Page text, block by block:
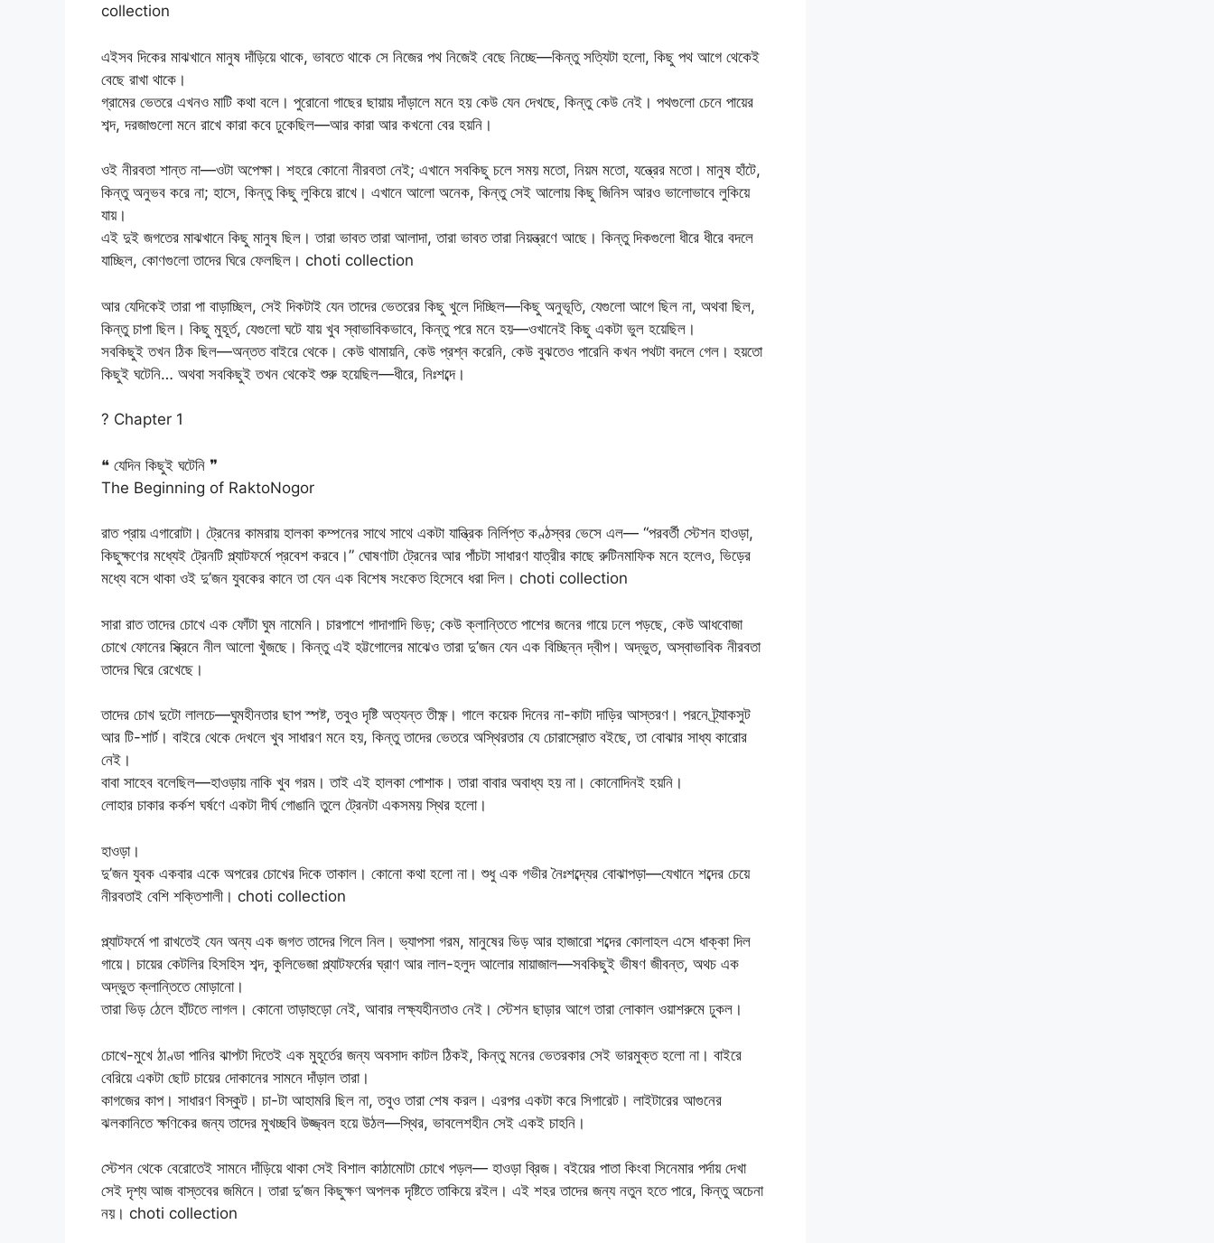
collection
এইসব দিকের মাঝখানে মানুষ দাঁড়িয়ে থাকে, ভাবতে থাকে সে নিজের পথ নিজেই বেছে নিচ্ছে—কিন্তু সত্যিটা হলো, কিছু পথ আগে থেকেই
বেছে রাখা থাকে।
গ্রামের ভেতরে এখনও মাটি কথা বলে। পুরোনো গাছের ছায়ায় দাঁড়ালে মনে হয় কেউ যেন দেখছে, কিন্তু কেউ নেই। পথগুলো চেনে পায়ের
শব্দ, দরজাগুলো মনে রাখে কারা কবে ঢুকেছিল—আর কারা আর কখনো বের হয়নি।
ওই নীরবতা শান্ত না—ওটা অপেক্ষা। শহরে কোনো নীরবতা নেই; এখানে সবকিছু চলে সময় মতো, নিয়ম মতো, যন্ত্রের মতো। মানুষ হাঁটে,
কিন্তু অনুভব করে না; হাসে, কিন্তু কিছু লুকিয়ে রাখে। এখানে আলো অনেক, কিন্তু সেই আলোয় কিছু জিনিস আরও ভালোভাবে লুকিয়ে
যায়।
এই দুই জগতের মাঝখানে কিছু মানুষ ছিল। তারা ভাবত তারা আলাদা, তারা ভাবত তারা নিয়ন্ত্রণে আছে। কিন্তু দিকগুলো ধীরে ধীরে বদলে
যাচ্ছিল, কোণগুলো তাদের ঘিরে ফেলছিল। choti collection
আর যেদিকেই তারা পা বাড়াচ্ছিল, সেই দিকটাই যেন তাদের ভেতরের কিছু খুলে দিচ্ছিল—কিছু অনুভূতি, যেগুলো আগে ছিল না, অথবা ছিল,
কিন্তু চাপা ছিল। কিছু মুহূর্ত, যেগুলো ঘটে যায় খুব স্বাভাবিকভাবে, কিন্তু পরে মনে হয়—ওখানেই কিছু একটা ভুল হয়েছিল।
সবকিছুই তখন ঠিক ছিল—অন্তত বাইরে থেকে। কেউ থামায়নি, কেউ প্রশ্ন করেনি, কেউ বুঝতেও পারেনি কখন পথটা বদলে গেল। হয়তো
কিছুই ঘটেনি… অথবা সবকিছুই তখন থেকেই শুরু হয়েছিল—ধীরে, নিঃশব্দে।
? Chapter 1
❝ যেদিন কিছুই ঘটেনি ❞
The Beginning of RaktoNogor
রাত প্রায় এগারোটা। ট্রেনের কামরায় হালকা কম্পনের সাথে সাথে একটা যান্ত্রিক নির্লিপ্ত কণ্ঠস্বর ভেসে এল— “পরবর্তী স্টেশন হাওড়া,
কিছুক্ষণের মধ্যেই ট্রেনটি প্ল্যাটফর্মে প্রবেশ করবে।” ঘোষণাটা ট্রেনের আর পাঁচটা সাধারণ যাত্রীর কাছে রুটিনমাফিক মনে হলেও, ভিড়ের
মধ্যে বসে থাকা ওই দু’জন যুবকের কানে তা যেন এক বিশেষ সংকেত হিসেবে ধরা দিল। choti collection
সারা রাত তাদের চোখে এক ফোঁটা ঘুম নামেনি। চারপাশে গাদাগাদি ভিড়; কেউ ক্লান্তিতে পাশের জনের গায়ে ঢলে পড়ছে, কেউ আধবোজা
চোখে ফোনের স্ক্রিনে নীল আলো খুঁজছে। কিন্তু এই হট্টগোলের মাঝেও তারা দু’জন যেন এক বিচ্ছিন্ন দ্বীপ। অদ্ভুত, অস্বাভাবিক নীরবতা
তাদের ঘিরে রেখেছে।
তাদের চোখ দুটো লালচে—ঘুমহীনতার ছাপ স্পষ্ট, তবুও দৃষ্টি অত্যন্ত তীক্ষ্ণ। গালে কয়েক দিনের না-কাটা দাড়ির আস্তরণ। পরনে ট্র্যাকসুট
আর টি-শার্ট। বাইরে থেকে দেখলে খুব সাধারণ মনে হয়, কিন্তু তাদের ভেতরে অস্থিরতার যে চোরাস্রোত বইছে, তা বোঝার সাধ্য কারোর
নেই।
বাবা সাহেব বলেছিল—হাওড়ায় নাকি খুব গরম। তাই এই হালকা পোশাক। তারা বাবার অবাধ্য হয় না। কোনোদিনই হয়নি।
লোহার চাকার কর্কশ ঘর্ষণে একটা দীর্ঘ গোঙানি তুলে ট্রেনটা একসময় স্থির হলো।
হাওড়া।
দু’জন যুবক একবার একে অপরের চোখের দিকে তাকাল। কোনো কথা হলো না। শুধু এক গভীর নৈঃশব্দ্যের বোঝাপড়া—যেখানে শব্দের চেয়ে
নীরবতাই বেশি শক্তিশালী। choti collection
প্ল্যাটফর্মে পা রাখতেই যেন অন্য এক জগত তাদের গিলে নিল। ভ্যাপসা গরম, মানুষের ভিড় আর হাজারো শব্দের কোলাহল এসে ধাক্কা দিল
গায়ে। চায়ের কেটলির হিসহিস শব্দ, কুলিভেজা প্ল্যাটফর্মের ঘ্রাণ আর লাল-হলুদ আলোর মায়াজাল—সবকিছুই ভীষণ জীবন্ত, অথচ এক
অদ্ভুত ক্লান্তিতে মোড়ানো।
তারা ভিড় ঠেলে হাঁটতে লাগল। কোনো তাড়াহুড়ো নেই, আবার লক্ষ্যহীনতাও নেই। স্টেশন ছাড়ার আগে তারা লোকাল ওয়াশরুমে ঢুকল।
চোখে-মুখে ঠাণ্ডা পানির ঝাপটা দিতেই এক মুহূর্তের জন্য অবসাদ কাটল ঠিকই, কিন্তু মনের ভেতরকার সেই ভারমুক্ত হলো না। বাইরে
বেরিয়ে একটা ছোট চায়ের দোকানের সামনে দাঁড়াল তারা।
কাগজের কাপ। সাধারণ বিস্কুট। চা-টা আহামরি ছিল না, তবুও তারা শেষ করল। এরপর একটা করে সিগারেট। লাইটারের আগুনের
ঝলকানিতে ক্ষণিকের জন্য তাদের মুখচ্ছবি উজ্জ্বল হয়ে উঠল—স্থির, ভাবলেশহীন সেই একই চাহনি।
স্টেশন থেকে বেরোতেই সামনে দাঁড়িয়ে থাকা সেই বিশাল কাঠামোটা চোখে পড়ল— হাওড়া ব্রিজ। বইয়ের পাতা কিংবা সিনেমার পর্দায় দেখা
সেই দৃশ্য আজ বাস্তবের জমিনে। তারা দু’জন কিছুক্ষণ অপলক দৃষ্টিতে তাকিয়ে রইল। এই শহর তাদের জন্য নতুন হতে পারে, কিন্তু অচেনা
নয়। choti collection